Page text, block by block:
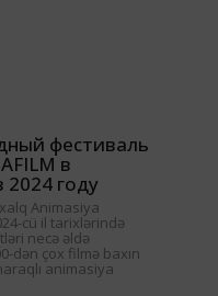
фестиваль
в
году
Animasiya
cü il tarixlərində
necə əldə
dən çox filmə baxın
animasiya